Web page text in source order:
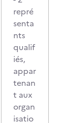
repré
senta
nts
qualif
iés,
appar
tenan
t aux
organ
isatio